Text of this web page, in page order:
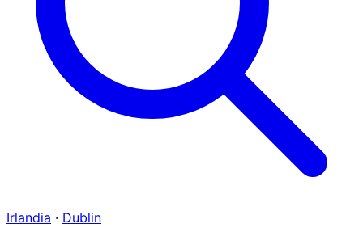
Irlandia · Dublin